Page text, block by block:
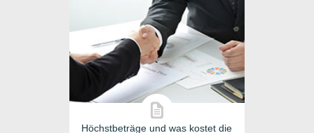
Höchstbeträge und was kostet die